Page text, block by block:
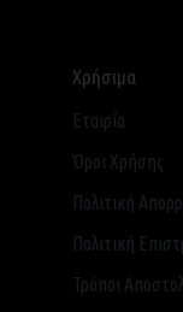
Χρήσιμα
Εταιρία
Όροι Χρήσης
Πολιτική
Πολιτική
Τρόποι